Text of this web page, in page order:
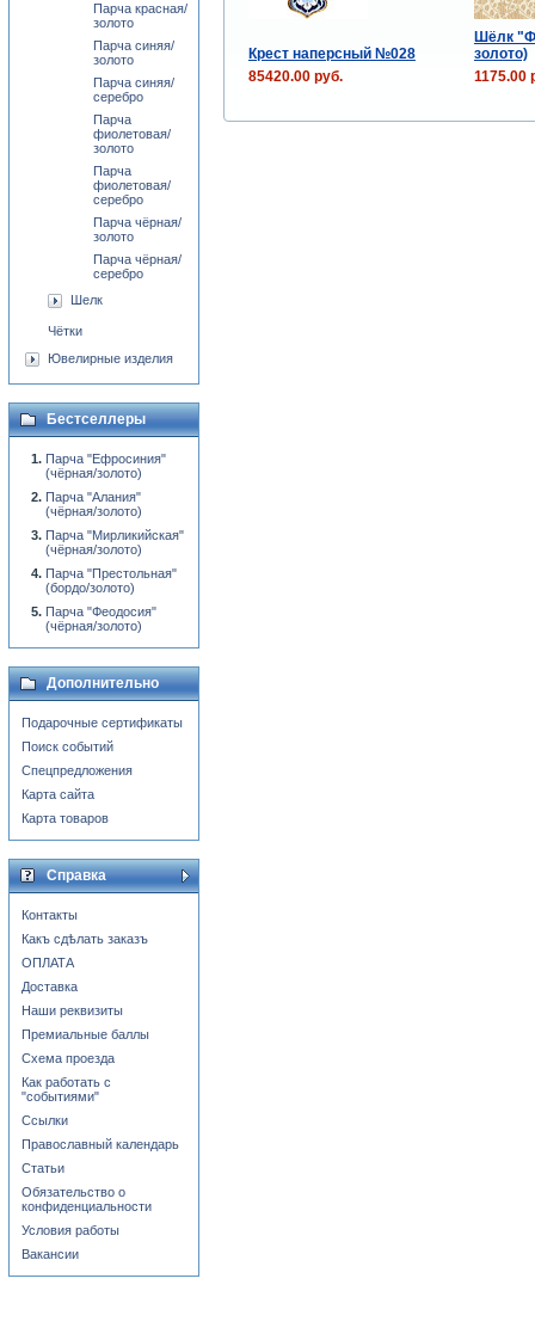
Крест наперсный №028
Шёлк
золото)
85420.00 руб.
1175.00
Парча красная/
золото
Парча синяя/
золото
Парча синяя/
серебро
Парча
фиолетовая/
золото
Парча
фиолетовая/
серебро
Парча чёрная/
золото
Парча чёрная/
серебро
Шелк
Чётки
Ювелирные изделия
Бестселлеры
Парча "Ефросиния"
(чёрная/золото)
Парча "Алания"
(чёрная/золото)
Парча "Мирликийская"
(чёрная/золото)
Парча "Престольная"
(бордо/золото)
Парча "Феодосия"
(чёрная/золото)
Дополнительно
Подарочные сертификаты
Поиск событий
Спецпредложения
Карта сайта
Карта товаров
Справка
Контакты
Какъ сдѣлать заказъ
ОПЛАТА
Доставка
Наши реквизиты
Премиальные баллы
Схема проезда
Как работать с
"событиями"
Ссылки
Православный календарь
Статьи
Обязательство о
конфиденциальности
Условия работы
Вакансии